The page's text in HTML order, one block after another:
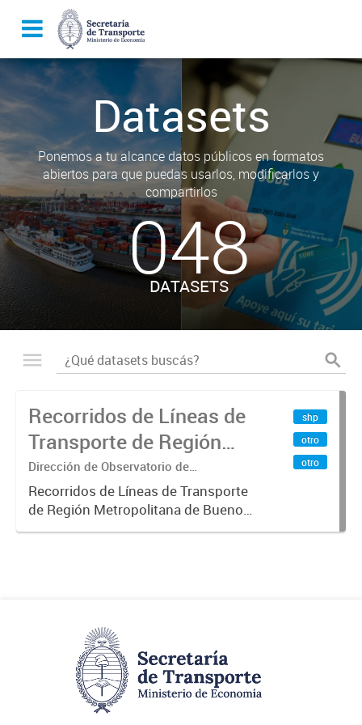
Datasets
Ponemos a tu alcance datos públicos en formatos
abiertos para que puedas usarlos, modificarlos y
compartirlos
048
DATASETS
Recorridos de Líneas de
Transporte de Región
Metropolitana de
Buenos Aires (RMBA)
Dirección de Observatorio de
Transporte, Estudio y Sistemas
Recorridos de Líneas de Transporte
de Región Metropolitana de Buenos
Aires (RMBA).-
shp
otro
otro